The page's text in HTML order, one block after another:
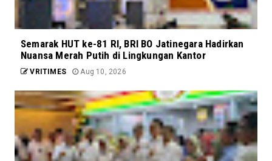
Semarak HUT ke-81 RI, BRI BO Jatinegara Hadirkan
Nuansa Merah Putih di Lingkungan Kantor
VRITIMES Aug 10, 2026